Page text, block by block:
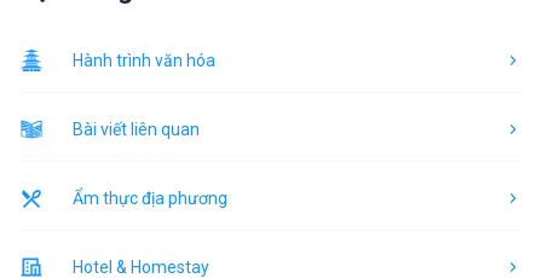
Hành trình văn hóa
Bài viết liên quan
Ẩm thực địa phương
Hotel & Homestay